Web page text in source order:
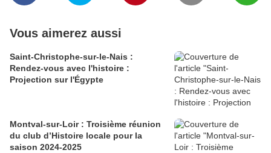
Vous aimerez aussi
Saint-Christophe-sur-le-Nais :
Rendez-vous avec l'histoire :
Projection sur l'Égypte
Montval-sur-Loir : Troisième réunion
du club d’Histoire locale pour la
saison 2024-2025